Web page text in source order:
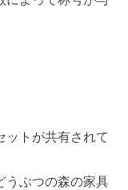
トが共有されて
うぶつの森の家具